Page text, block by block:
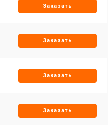
Заказать
Заказать
Заказать
Заказать